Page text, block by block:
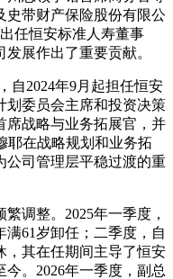
史带财产保险股份有限公
任恒安标准人寿董事
展作出了重要贡献。
自2024年9月起担任恒安
划委员会主席和投资决策
席战略与业务拓展官，并
耶在战略规划和业务拓
公司管理层平稳过渡的重
调整。2025年一季度，
61岁卸任；二季度，自
，其在任期间主导了恒安
。2026年一季度，副总